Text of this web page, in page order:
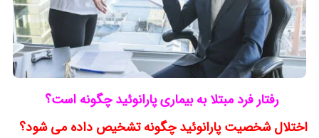
رفتار فرد مبتلا به بیماری پارانوئید چگونه است؟
اختلال شخصیت پارانوئید چگونه تشخیص داده می شود؟